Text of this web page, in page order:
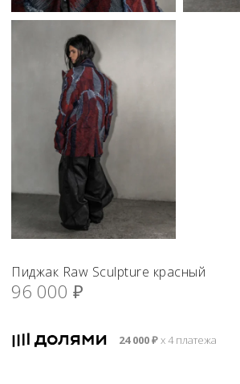
Пиджак Raw Sculpture красный
96 000 ₽
24 000₽х 4 платежа